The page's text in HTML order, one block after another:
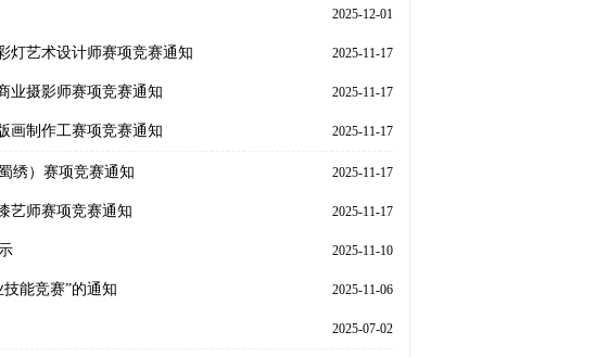
2025-12-01
2025-11-17
灯艺术设计师赛项竞赛通知
2025-11-17
业摄影师赛项竞赛通知
2025-11-17
画制作工赛项竞赛通知
2025-11-17
绣）赛项竞赛通知
2025-11-17
艺师赛项竞赛通知
2025-11-10
2025-11-06
能竞赛”的通知
2025-07-02